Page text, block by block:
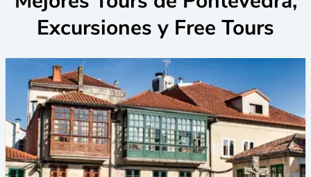
Excursiones y Free Tours